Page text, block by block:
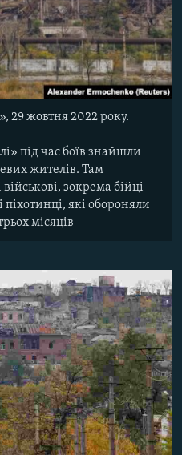
29 жовтня 2022 року.
під час боїв знайшли
жителів. Там
зокрема бійці
які обороняли
місяців